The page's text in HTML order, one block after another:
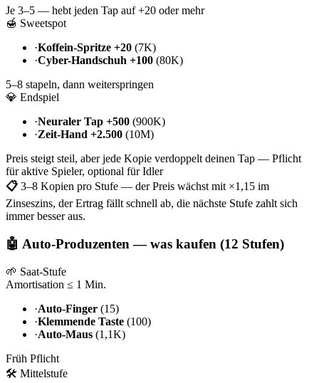
Je 3–5 — hebt jeden Tap auf +20 oder mehr
🍯 Sweetspot
·Koffein-Spritze +20 (7K)
·Cyber-Handschuh +100 (80K)
5–8 stapeln, dann weiterspringen
💎 Endspiel
·Neuraler Tap +500 (900K)
·Zeit-Hand +2.500 (10M)
Preis steigt steil, aber jede Kopie verdoppelt deinen Tap — Pflicht
für aktive Spieler, optional für Idler
📋 3–8 Kopien pro Stufe — der Preis wächst mit ×1,15 im
Zinseszins, der Ertrag fällt schnell ab, die nächste Stufe zahlt sich
immer besser aus.
🤖 Auto-Produzenten — was kaufen (12 Stufen)
🌱 Saat-Stufe
Amortisation ≤ 1 Min.
·Auto-Finger (15)
·Klemmende Taste (100)
·Auto-Maus (1,1K)
Früh Pflicht
🛠️ Mittelstufe